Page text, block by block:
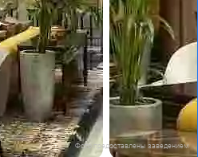
Фото предоставлены заведением